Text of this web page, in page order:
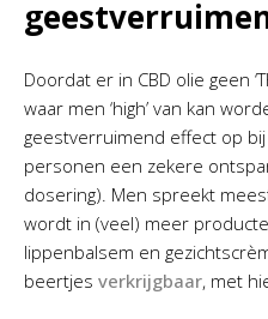
Doordat er in CBD olie geen
waar men ‘high’ van kan
geestverruimend effect op
personen een zekere
dosering). Men spreekt
wordt in (veel) meer
lippenbalsem en
beertjes verkrijgbaar, met